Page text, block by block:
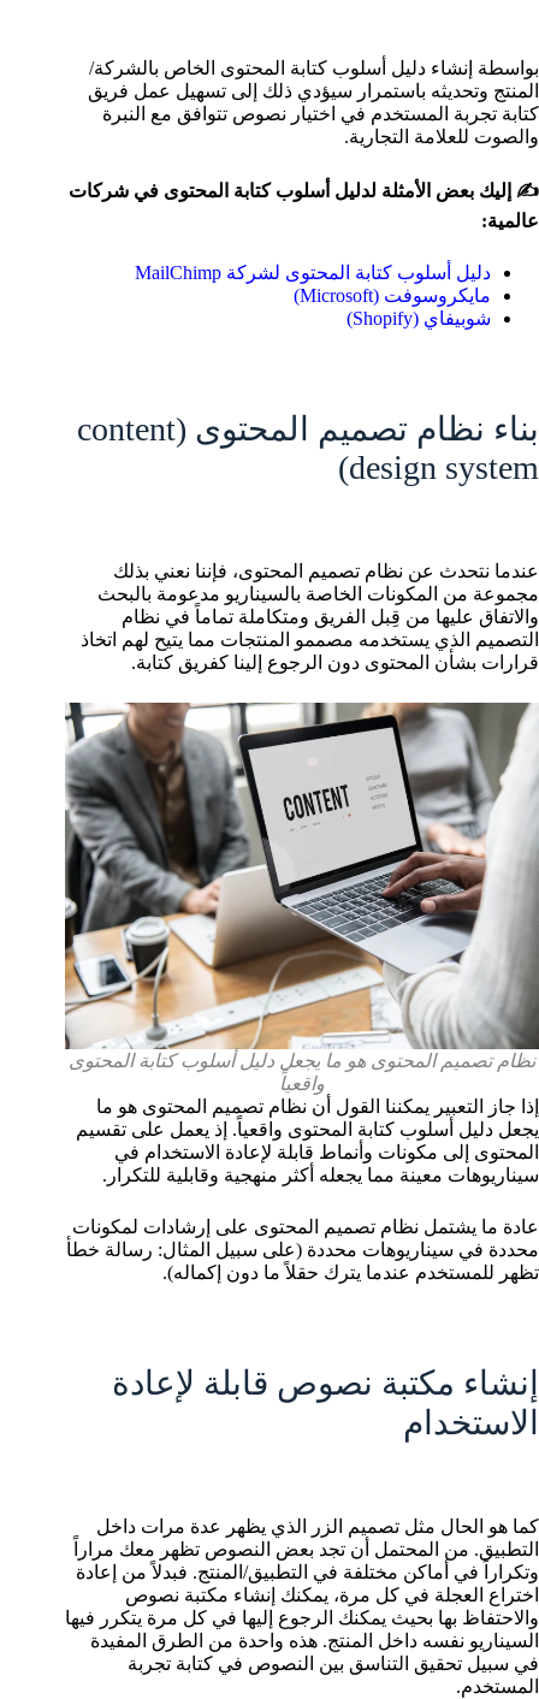
بواسطة إنشاء دليل أسلوب كتابة المحتوى الخاص بالشركة/
المنتج وتحديثه باستمرار سيؤدي ذلك إلى تسهيل عمل فريق
كتابة تجربة المستخدم في اختيار نصوص تتوافق مع النبرة
والصوت للعلامة التجارية.
✍ إليك بعض الأمثلة لدليل أسلوب كتابة المحتوى في شركات
عالمية:
دليل أسلوب كتابة المحتوى لشركة MailChimp
مايكروسوفت (Microsoft)
شوبيفاي (Shopify)
بناء نظام تصميم المحتوى (content
design system)
عندما نتحدث عن نظام تصميم المحتوى، فإننا نعني بذلك
مجموعة من المكونات الخاصة بالسيناريو مدعومة بالبحث
والاتفاق عليها من قِبل الفريق ومتكاملة تماماً في نظام
التصميم الذي يستخدمه مصممو المنتجات مما يتيح لهم اتخاذ
قرارات بشأن المحتوى دون الرجوع إلينا كفريق كتابة.
نظام تصميم المحتوى هو ما يجعل دليل أسلوب كتابة المحتوى
واقعياً
إذا جاز التعبير يمكننا القول أن نظام تصميم المحتوى هو ما
يجعل دليل أسلوب كتابة المحتوى واقعياً. إذ يعمل على تقسيم
المحتوى إلى مكونات وأنماط قابلة لإعادة الاستخدام في
سيناريوهات معينة مما يجعله أكثر منهجية وقابلية للتكرار.
عادة ما يشتمل نظام تصميم المحتوى على إرشادات لمكونات
محددة في سيناريوهات محددة (على سبيل المثال: رسالة خطأ
تظهر للمستخدم عندما يترك حقلاً ما دون إكماله).
إنشاء مكتبة نصوص قابلة لإعادة
الاستخدام
كما هو الحال مثل تصميم الزر الذي يظهر عدة مرات داخل
التطبيق. من المحتمل أن تجد بعض النصوص تظهر معك مراراً
وتكراراً في أماكن مختلفة في التطبيق/المنتج. فبدلاً من إعادة
اختراع العجلة في كل مرة، يمكنك إنشاء مكتبة نصوص
والاحتفاظ بها بحيث يمكنك الرجوع إليها في كل مرة يتكرر فيها
السيناريو نفسه داخل المنتج. هذه واحدة من الطرق المفيدة
في سبيل تحقيق التناسق بين النصوص في كتابة تجربة
المستخدم.